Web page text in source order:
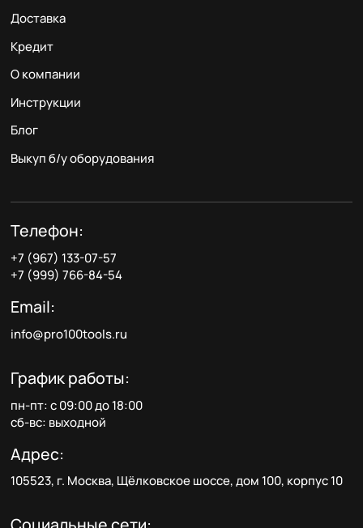
Доставка
Кредит
О компании
Инструкции
Блог
Выкуп б/у оборудования
Телефон:
+7 (967) 133-07-57
+7 (999) 766-84-54
Email:
info@pro100tools.ru
График работы:
пн-пт: с 09:00 до 18:00
сб-вс: выходной
Адрес:
105523, г. Москва, Щёлковское шоссе, дом 100, корпус 10